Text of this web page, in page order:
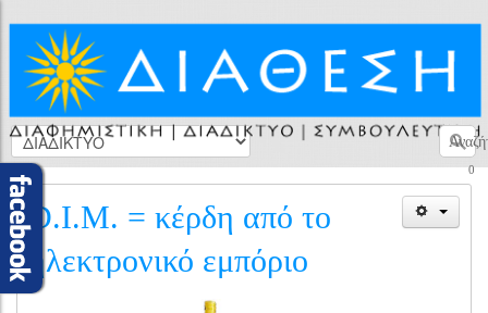
0
D.I.M. = κέρδη από το
ηλεκτρονικό εμπόριο